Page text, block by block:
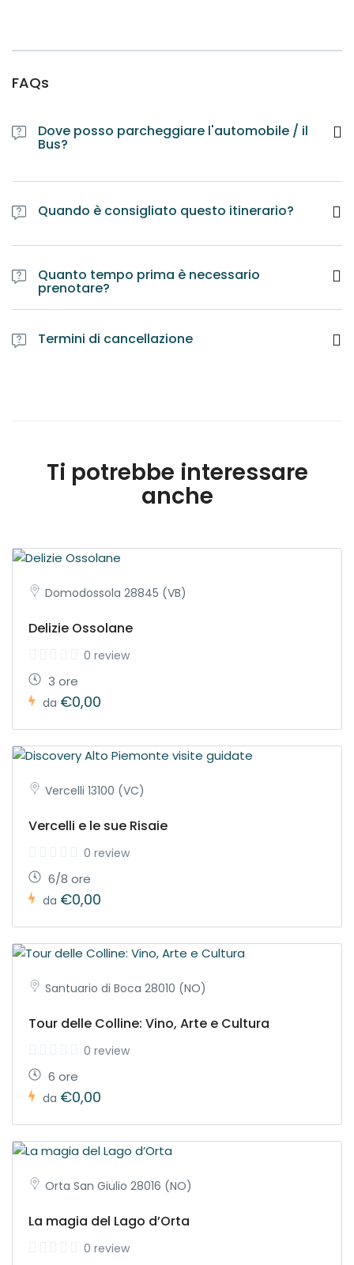
FAQs
Dove posso parcheggiare l'automobile / il
Bus?
Quando è consigliato questo itinerario?
Quanto tempo prima è necessario
prenotare?
Termini di cancellazione
Ti potrebbe interessare
anche
Domodossola 28845 (VB)
Delizie Ossolane
0 review
3 ore
da €0,00
Vercelli 13100 (VC)
Vercelli e le sue Risaie
0 review
6/8 ore
da €0,00
Santuario di Boca 28010 (NO)
Tour delle Colline: Vino, Arte e Cultura
0 review
6 ore
da €0,00
Orta San Giulio 28016 (NO)
La magia del Lago d’Orta
0 review